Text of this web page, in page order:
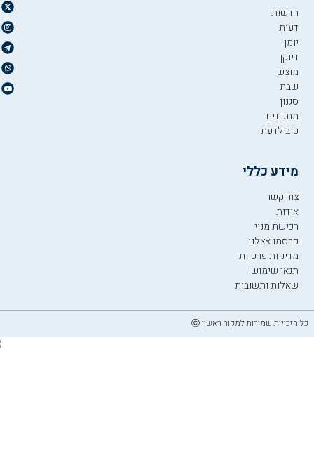
חדשות
דעות
יומן
דיוקן
מוצש
שבת
סגנון
מתכונים
טוב לדעת
מידע כללי
צור קשר
אודות
רכישת מנוי
פרסמו אצלנו
מדיניות פרטיות
תנאי שימוש
שאלות ותשובות
כל הזכויות שמורות למקור ראשון ⓒ